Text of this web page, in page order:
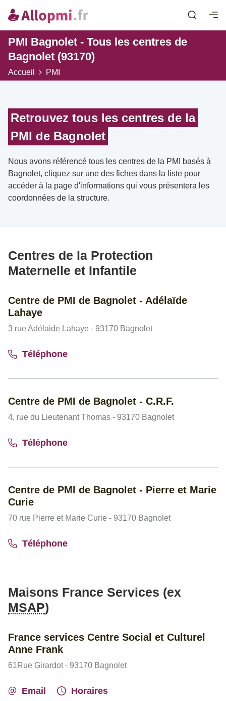
PMI Bagnolet - Tous les centres de
Bagnolet (93170)
Accueil PMI
Retrouvez tous les centres de la
PMI de Bagnolet
Nous avons référencé tous les centres de la PMI basés à
Bagnolet, cliquez sur une des fiches dans la liste pour
accéder à la page d'informations qui vous présentera les
coordonnées de la structure.
Centres de la Protection
Maternelle et Infantile
Centre de PMI de Bagnolet - Adélaïde
Lahaye
3 rue Adélaide Lahaye - 93170 Bagnolet
Téléphone
Centre de PMI de Bagnolet - C.R.F.
4, rue du Lieutenant Thomas - 93170 Bagnolet
Téléphone
Centre de PMI de Bagnolet - Pierre et Marie
Curie
70 rue Pierre et Marie Curie - 93170 Bagnolet
Téléphone
Maisons France Services (ex
MSAP)
France services Centre Social et Culturel
Anne Frank
61Rue Girardot - 93170 Bagnolet
Email Horaires